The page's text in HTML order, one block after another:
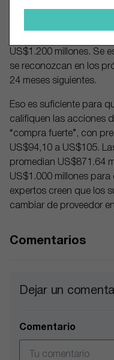
cuánto dinero espera
US$1.200 millones. Se
se reconozcan en los
24 meses siguientes.
Eso es suficiente para
califiquen las acciones
“compra fuerte”, con
US$94,10 a US$105.
promedian US$871.64
US$1.000 millones
expertos creen que los
cambiar de proveedor
Comentarios
Dejar un
Comentario